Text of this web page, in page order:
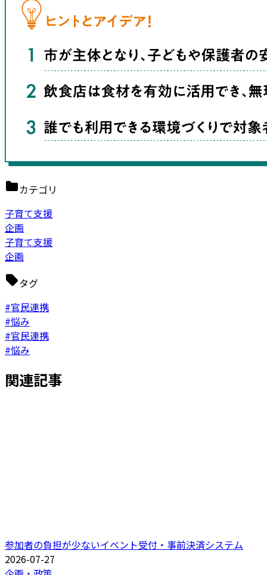
カテゴリ
子育て支援
企画
子育て支援
企画
タグ
#官民連携
#悩み
#官民連携
#悩み
関連記事
参加者の負担が少ないイベント受付・事前決済システム
2026-07-27